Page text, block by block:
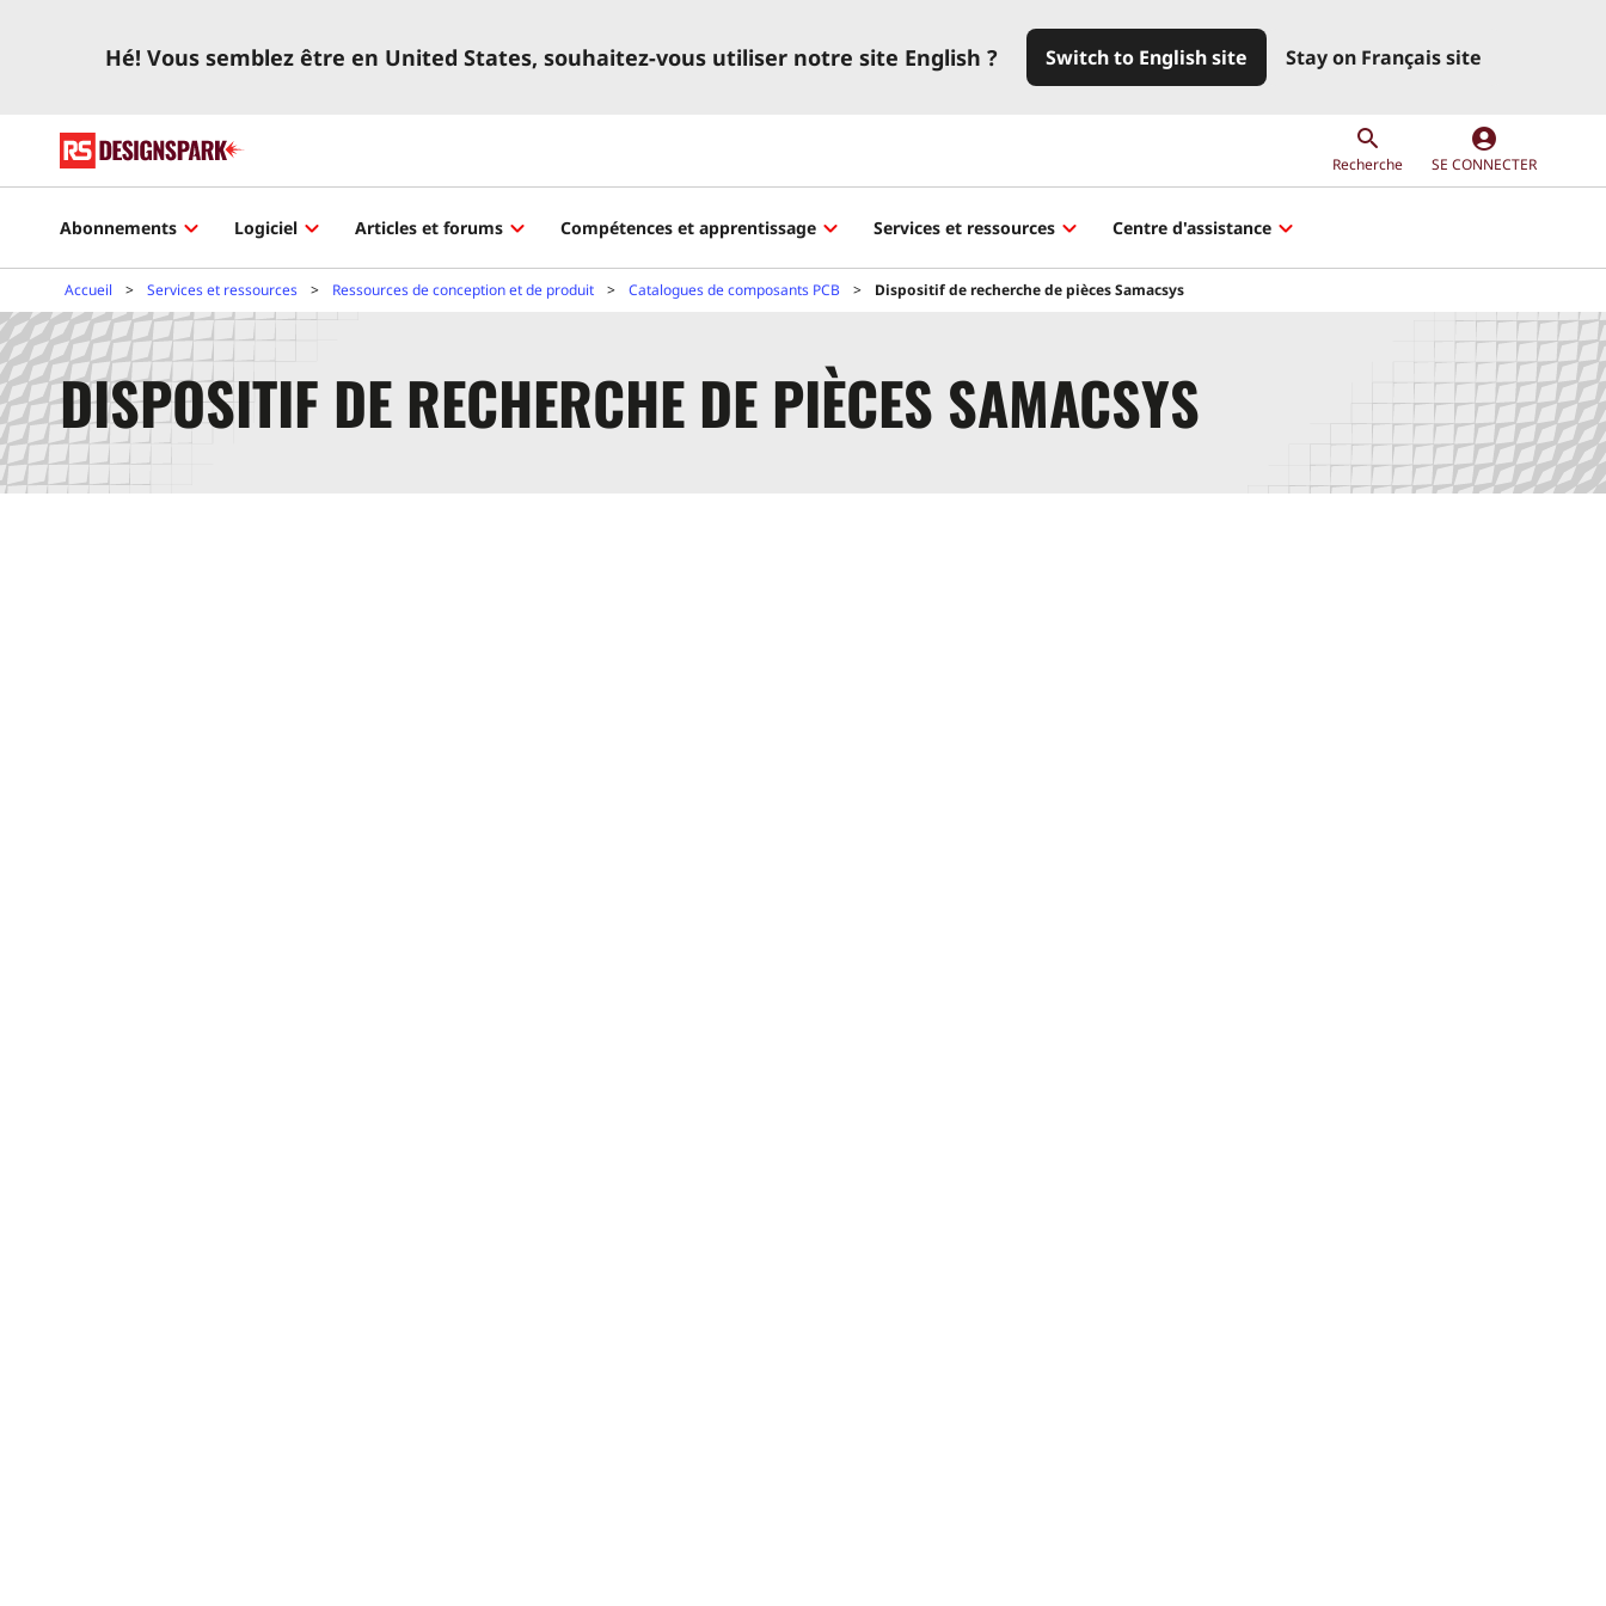
Hé! Vous semblez être en United States, souhaitez-vous utiliser notre site English ? Switch to English site Stay on Français site
Recherche
account_circle
SE CONNECTER
Abonnements Logiciel Articles et forums Compétences et apprentissage Services et ressources Centre d'assistance
Accueil Services et ressources Ressources de conception et de produit Catalogues de composants PCB Dispositif de recherche de pièces Samacsys
DISPOSITIF DE RECHERCHE DE PIÈCES SAMACSYS